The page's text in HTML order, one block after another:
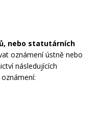
nebo statutárních
oznámení ústně nebo
následujících